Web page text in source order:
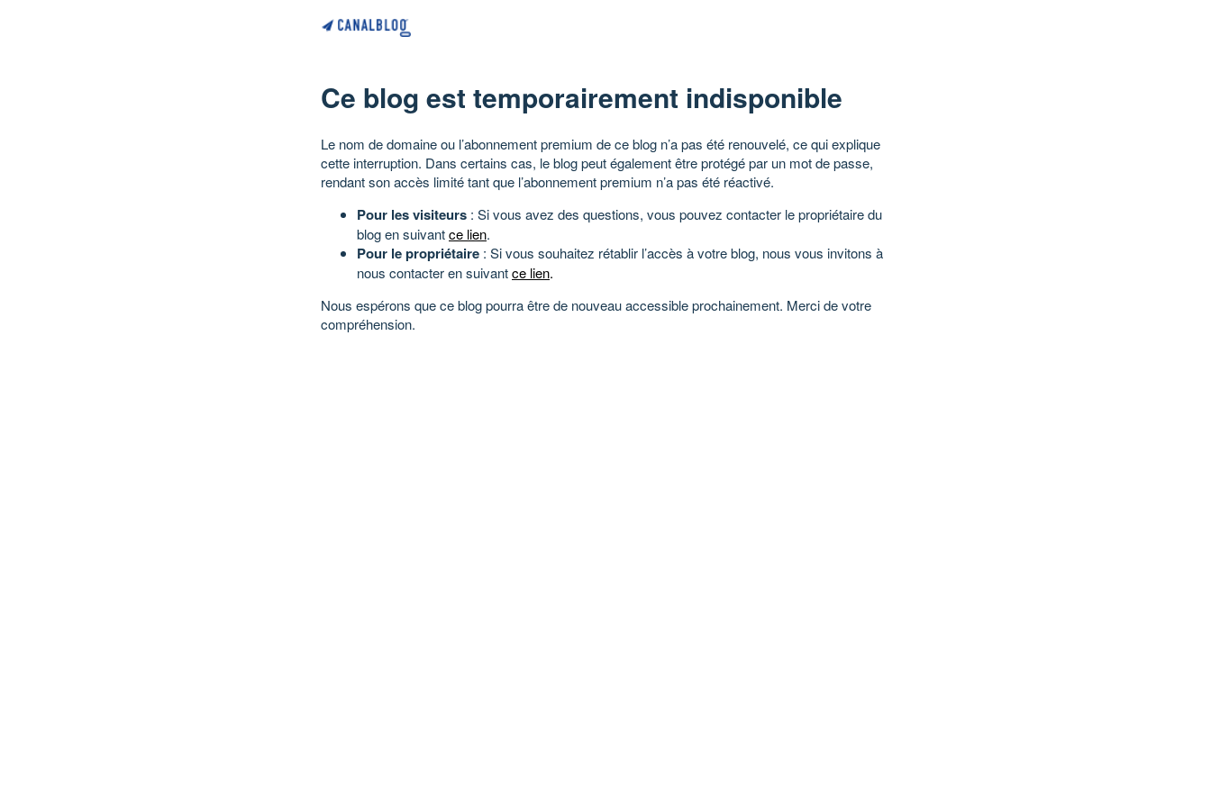
Ce blog est temporairement indisponible
Le nom de domaine ou l’abonnement premium de ce blog n’a pas été renouvelé, ce qui explique
cette interruption. Dans certains cas, le blog peut également être protégé par un mot de passe,
rendant son accès limité tant que l’abonnement premium n’a pas été réactivé.
Pour les visiteurs : Si vous avez des questions, vous pouvez contacter le propriétaire du
blog en suivantce lien.
Pour le propriétaire : Si vous souhaitez rétablir l’accès à votre blog, nous vous invitons à
nous contacter en suivantce lien.
Nous espérons que ce blog pourra être de nouveau accessible prochainement. Merci de votre
compréhension.